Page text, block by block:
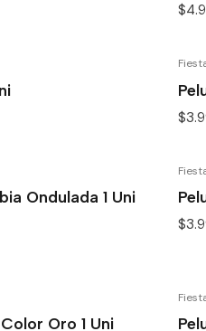
Ondulada 1 Uni
Oro 1 Uni